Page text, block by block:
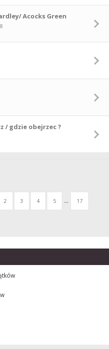
Acocks Green
/ gdzie obejrzec ?
2 3 4 5 ... 17